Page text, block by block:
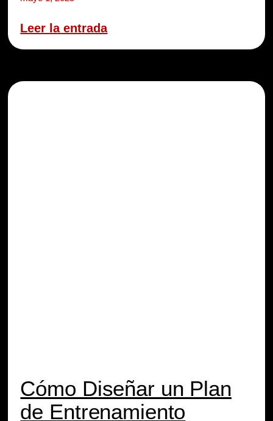
Leer la entrada
Cómo Diseñar un Plan
de Entrenamiento